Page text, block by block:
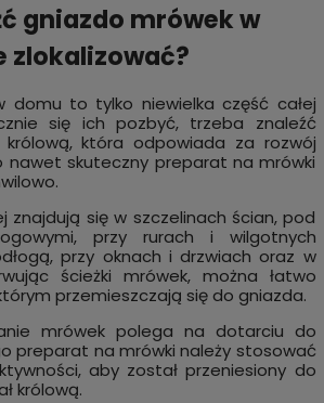
gniazdo mrówek w
zlokalizować?
domu to tylko niewielka część całej
się ich pozbyć, trzeba znaleźć
która odpowiada za rozwój
nawet skuteczny preparat na mrówki
znajdują się w szczelinach ścian, pod
przy rurach i wilgotnych
przy oknach i drzwiach oraz w
ścieżki mrówek, można łatwo
przemieszczają się do gniazda.
mrówek polega na dotarciu do
preparat na mrówki należy stosować
aby został przeniesiony do
królową.